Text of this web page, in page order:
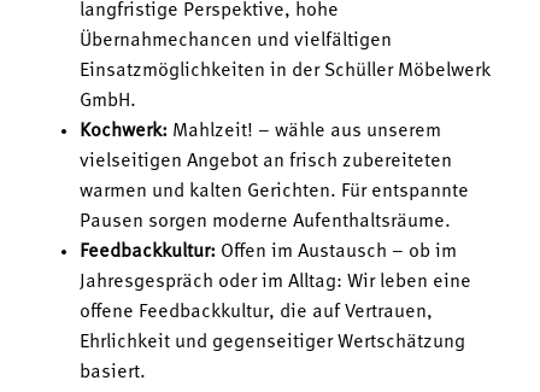
langfristige Perspektive, hohe
Übernahmechancen und vielfältigen
Einsatzmöglichkeiten in der Schüller Möbelwerk
GmbH.
Kochwerk: Mahlzeit! – wähle aus unserem
vielseitigen Angebot an frisch zubereiteten
warmen und kalten Gerichten. Für entspannte
Pausen sorgen moderne Aufenthaltsräume.
Feedbackkultur: Offen im Austausch – ob im
Jahresgespräch oder im Alltag: Wir leben eine
offene Feedbackkultur, die auf Vertrauen,
Ehrlichkeit und gegenseitiger Wertschätzung
basiert.